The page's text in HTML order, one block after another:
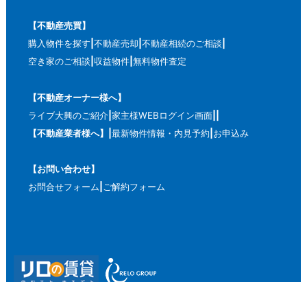
【不動産売買】
購入物件を探す 不動産売却 不動産相続のご相談
空き家のご相談 収益物件 無料物件査定
【不動産オーナー様へ】
ライブ大興のご紹介 家主様WEBログイン画面
【不動産業者様へ】
最新物件情報・内見予約 お申込み
【お問い合わせ】
お問合せフォーム ご解約フォーム